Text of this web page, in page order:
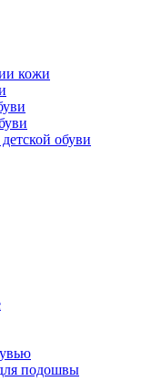
кожи
обуви
подошвы